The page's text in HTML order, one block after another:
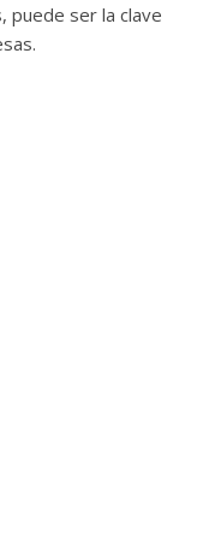
puede ser la clave